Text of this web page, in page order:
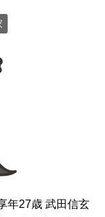
年27歳 武田信玄